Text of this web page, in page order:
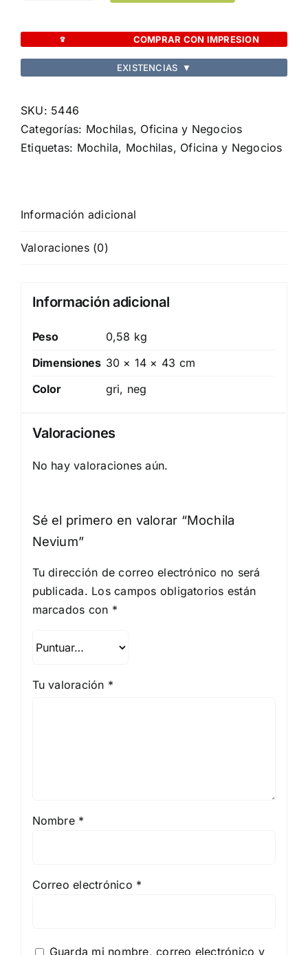
cantidad
COMPRAR CON IMPRESION
EXISTENCIAS ▼
SKU: 5446
Categorías: Mochilas, Oficina y Negocios
Etiquetas: Mochila, Mochilas, Oficina y Negocios
Información adicional
Valoraciones (0)
Información adicional
Peso
0,58 kg
Dimensiones 30 × 14 × 43 cm
Color
gri, neg
Valoraciones
No hay valoraciones aún.
Sé el primero en valorar “Mochila
Nevium”
Tu dirección de correo electrónico no será
publicada. Los campos obligatorios están
marcados con *
Tu valoración *
Nombre *
Correo electrónico *
Guarda mi nombre, correo electrónico y